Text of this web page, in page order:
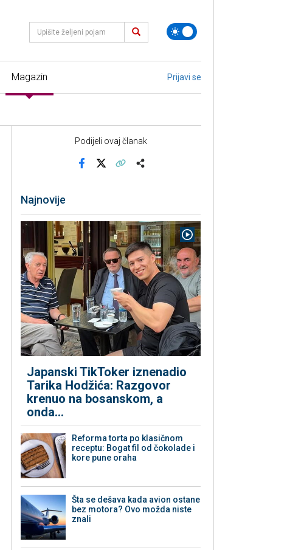
Magazin Prijavi se
Podijeli ovaj članak
Najnovije
Japanski TikToker iznenadio
Tarika Hodžića: Razgovor
krenuo na bosanskom, a
onda...
Reforma torta po klasičnom
receptu: Bogat fil od čokolade i
kore pune oraha
Šta se dešava kada avion ostane
bez motora? Ovo možda niste
znali